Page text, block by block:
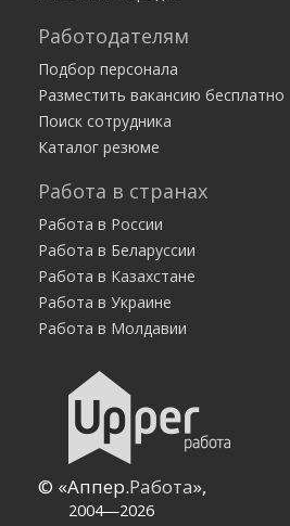
Перспективная работа на дому
30 000 — 45 000 руб. Ростов-на-Дону
Никифорова М.В.
Работодателям
Подбор персонала
Разместить вакансию бесплатно
Поиск сотрудника
Каталог резюме
Работа в странах
Работа в России
Работа в Беларуссии
Работа в Казахстане
Работа в Украине
Работа в Молдавии
© «Аппер.Работа»,
2004—2026